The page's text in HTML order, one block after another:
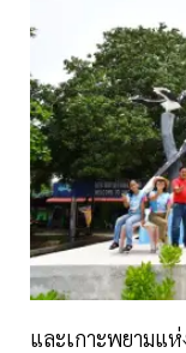
และเกาะพยามแห่